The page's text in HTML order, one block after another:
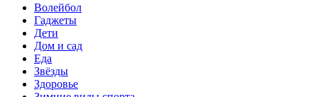
Волейбол
Гаджеты
Дети
Дом и сад
Еда
Звёзды
Здоровье